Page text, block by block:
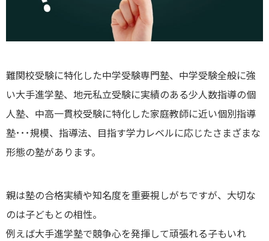
難関校受験に特化した中学受験専門塾、中学受験全般に強
い大手進学塾、地元私立受験に実績のある少人数指導の個
人塾、中高一貫校受験に特化した家庭教師に近い個別指導
塾･･･規模、指導法、目指す学力レベルに応じたさまざまな
形態の塾があります。
親は塾の合格実績や知名度を重要視しがちですが、大切な
のは子どもとの相性。
例えば大手進学塾で競争心を発揮して頑張れる子もいれ